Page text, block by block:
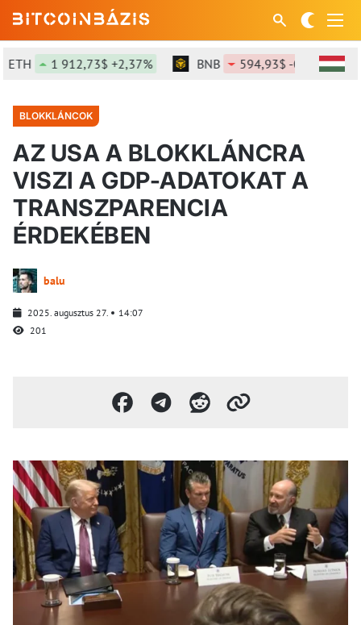
1 912,73$ +2,37% BNB 594,93$ -0,63%
BLOKKLÁNCOK
AZ USA A BLOKKLÁNCRA
VISZI A GDP-ADATOKAT A
TRANSZPARENCIA
ÉRDEKÉBEN
balu
2025. augusztus 27.
14:07
201